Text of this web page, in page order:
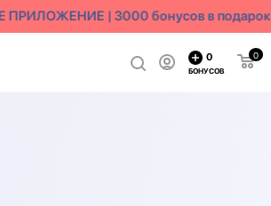
| 3000 бонусов в подарок
0
0
БОНУСОВ